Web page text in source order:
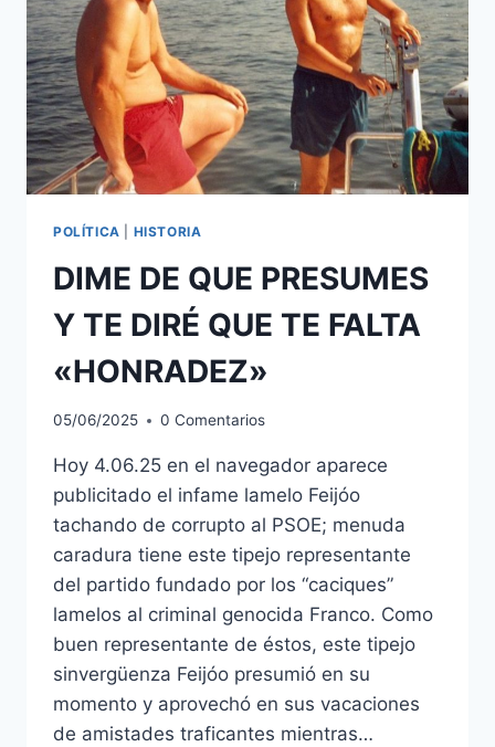
POLÍTICA HISTORIA
DIME DE QUE PRESUMES
Y TE DIRÉ QUE TE FALTA
«HONRADEZ»
05/06/2025 0 Comentarios
Hoy 4.06.25 en el navegador aparece
publicitado el infame lamelo Feijóo
tachando de corrupto al PSOE; menuda
caradura tiene este tipejo representante
del partido fundado por los “caciques”
lamelos al criminal genocida Franco. Como
buen representante de éstos, este tipejo
sinvergüenza Feijóo presumió en su
momento y aprovechó en sus vacaciones
de amistades traficantes mientras…